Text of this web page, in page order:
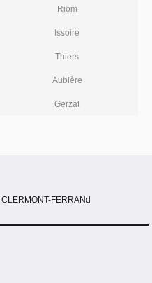
Riom
Issoire
Thiers
Aubière
Gerzat
FERRANd